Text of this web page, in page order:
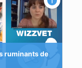
ruminants de